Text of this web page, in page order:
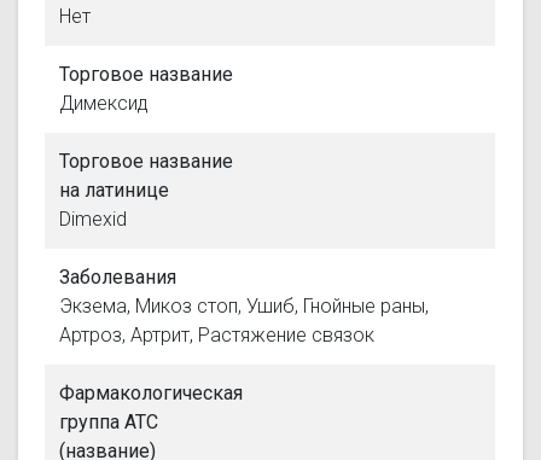
Нет
Торговое название
Димексид
Торговое название
на латинице
Dimexid
Заболевания
Экзема, Микоз стоп, Ушиб, Гнойные раны,
Артроз, Артрит, Растяжение связок
Фармакологическая
группа АТС
(название)